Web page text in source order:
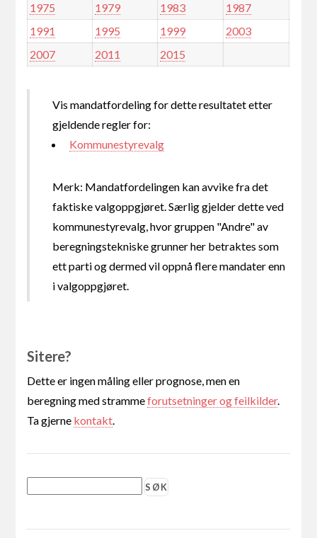
1975
1979 1983
1987
1991
1995 1999
2003
2007
2011 2015
Vis mandatfordeling for dette resultatet etter
gjeldende regler for:
Kommunestyrevalg
Merk: Mandatfordelingen kan avvike fra det
faktiske valgoppgjøret. Særlig gjelder dette ved
kommunestyrevalg, hvor gruppen "Andre" av
beregningstekniske grunner her betraktes som
ett parti og dermed vil oppnå flere mandater enn
i valgoppgjøret.
Sitere?
Dette er ingen måling eller prognose, men en
beregning med strammeforutsetninger og feilkilder.
Ta gjerne kontakt.